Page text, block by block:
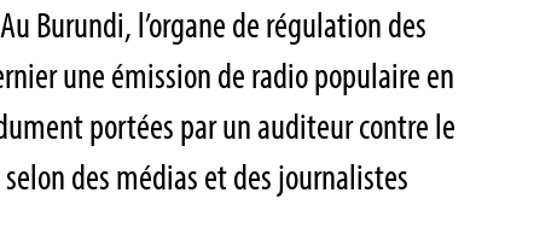
Burundi, l’organe de régulation des
une émission de radio populaire en
portées par un auditeur contre le
des médias et des journalistes